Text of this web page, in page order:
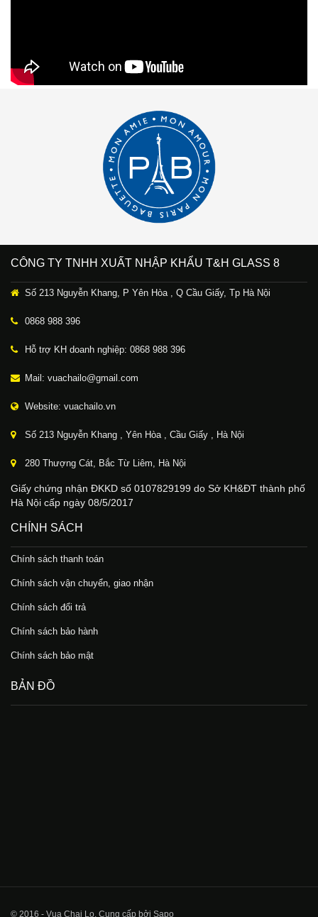
CÔNG TY TNHH XUẤT NHẬP KHẨU T&H GLASS 8
Số 213 Nguyễn Khang, P Yên Hòa , Q Cầu Giấy, Tp Hà Nội
0868 988 396
Hỗ trợ KH doanh nghiệp: 0868 988 396
Mail: vuachailo@gmail.com
Website: vuachailo.vn
Số 213 Nguyễn Khang , Yên Hòa , Cầu Giấy , Hà Nội
280 Thượng Cát, Bắc Từ Liêm, Hà Nội
Giấy chứng nhận ĐKKD số 0107829199 do Sở KH&ĐT thành phố
Hà Nội cấp ngày 08/5/2017
CHÍNH SÁCH
Chính sách thanh toán
Chính sách vận chuyển, giao nhận
Chính sách đổi trả
Chính sách bảo hành
Chính sách bảo mật
BẢN ĐỒ
© 2016 - Vua Chai Lọ. Cung cấp bởi Sapo